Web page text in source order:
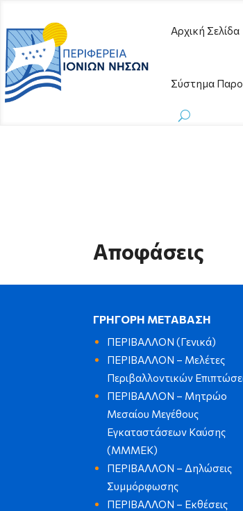
Αρχική Σελίδα
Σύστημα
Αποφάσεις
ΓΡΗΓΟΡΗ ΜΕΤΑΒΑΣΗ
ΠΕΡΙΒΑΛΛΟΝ (Γενικά)
ΠΕΡΙΒΑΛΛΟΝ – Μελέτες
Περιβαλλοντικών
ΠΕΡΙΒΑΛΛΟΝ – Μητρώο
Μεσαίου Μεγέθους
Εγκαταστάσεων Καύσης
(ΜΜΜΕΚ)
ΠΕΡΙΒΑΛΛΟΝ – Δηλώσεις
Συμμόρφωσης
ΠΕΡΙΒΑΛΛΟΝ – Εκθέσεις